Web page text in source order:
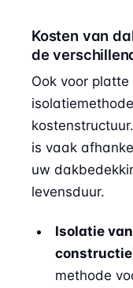
Kosten van
de
Ook voor
is vaak
uw
levensduur.
Isolatie
methode